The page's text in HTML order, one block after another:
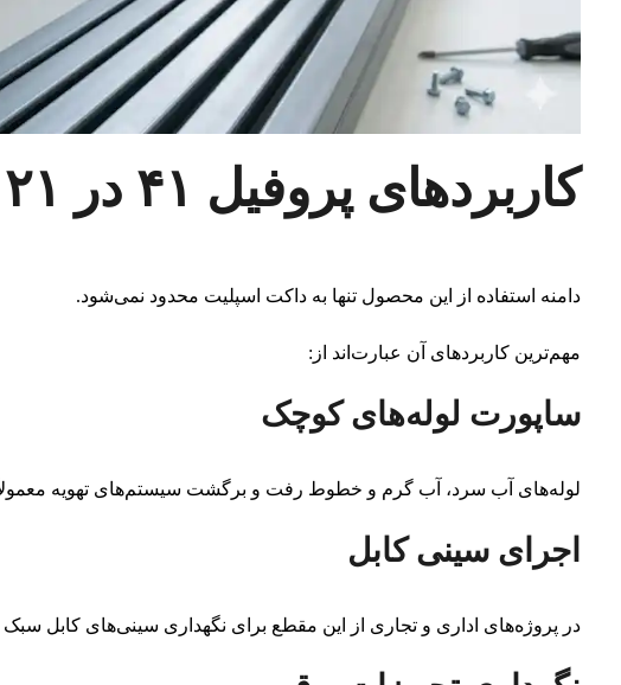
کاربردهای پروفیل ۴۱ در ۲۱ سبک
دامنه استفاده از این محصول تنها به داکت اسپلیت محدود نمی‌شود.
مهم‌ترین کاربردهای آن عبارت‌اند از:
ساپورت لوله‌های کوچک
لوله‌های آب سرد، آب گرم و خطوط رفت و برگشت سیستم‌های تهویه معمولاً
اجرای سینی کابل
در پروژه‌های اداری و تجاری از این مقطع برای نگهداری سینی‌های کابل